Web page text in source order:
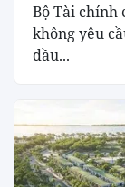
Bộ Tài chính
không yêu
đầu...